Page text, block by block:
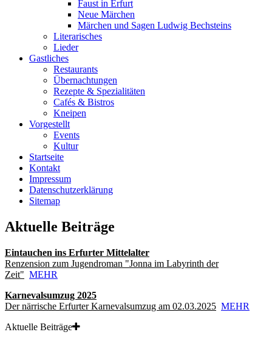
Faust in Erfurt
Neue Märchen
Märchen und Sagen Ludwig Bechsteins
Literarisches
Lieder
Gastliches
Restaurants
Übernachtungen
Rezepte & Spezialitäten
Cafés & Bistros
Kneipen
Vorgestellt
Events
Kultur
Startseite
Kontakt
Impressum
Datenschutz­erklärung
Sitemap
Aktuelle Beiträge
Eintauchen ins Erfurter Mittelalter
Renzension zum Jugendroman "Jonna im Labyrinth der
Zeit" MEHR
Karnevalsumzug 2025
Der närrische Erfurter Karnevalsumzug am 02.03.2025 MEHR
Aktuelle Beiträge